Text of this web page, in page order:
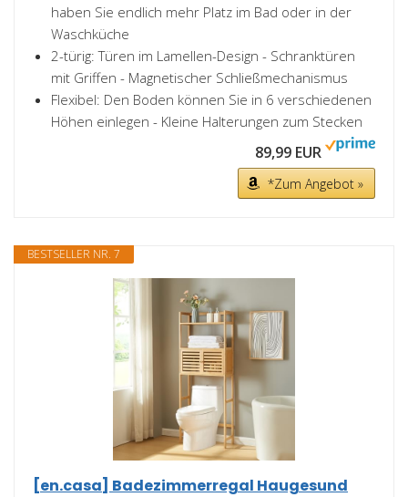
haben Sie endlich mehr Platz im Bad oder in der
Waschküche
2-türig: Türen im Lamellen-Design - Schranktüren
mit Griffen - Magnetischer Schließmechanismus
Flexibel: Den Boden können Sie in 6 verschiedenen
Höhen einlegen - Kleine Halterungen zum Stecken
89,99 EUR
*Zum Angebot »
BESTSELLER NR. 7
[en.casa] Badezimmerregal Haugesund